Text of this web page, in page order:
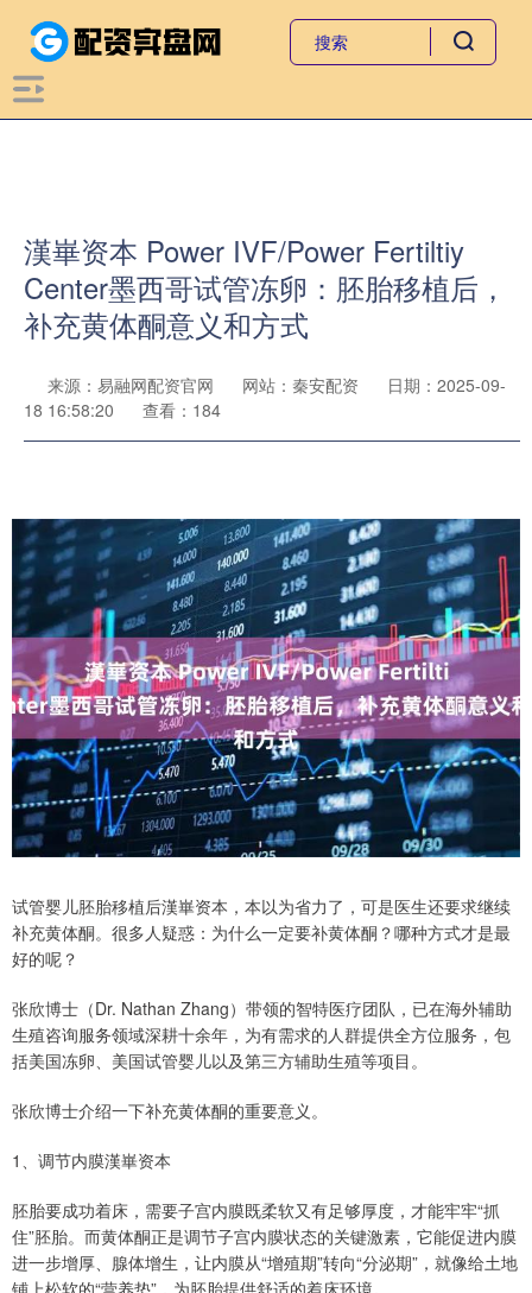
漢崋资本 Power IVF/Power Fertiltiy
Center墨西哥试管冻卵：胚胎移植后，
补充黄体酮意义和方式
来源：易融网配资官网 网站：秦安配资
日期：2025-09-
18 16:58:20
查看：184
试管婴儿胚胎移植后漢崋资本，本以为省力了，可是医生还要求继续
补充黄体酮。很多人疑惑：为什么一定要补黄体酮？哪种方式才是最
好的呢？
张欣博士（Dr. Nathan Zhang）带领的智特医疗团队，已在海外辅助
生殖咨询服务领域深耕十余年，为有需求的人群提供全方位服务，包
括美国冻卵、美国试管婴儿以及第三方辅助生殖等项目。
张欣博士介绍一下补充黄体酮的重要意义。
1、调节内膜漢崋资本
胚胎要成功着床，需要子宫内膜既柔软又有足够厚度，才能牢牢“抓
住”胚胎。而黄体酮正是调节子宫内膜状态的关键激素，它能促进内膜
进一步增厚、腺体增生，让内膜从“增殖期”转向“分泌期”，就像给土地